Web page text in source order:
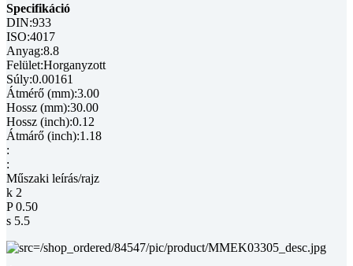
Specifikáció
DIN:933
ISO:4017
Anyag:8.8
Felület:Horganyzott
Súly:0.00161
Átmérő (mm):3.00
Hossz (mm):30.00
Hossz (inch):0.12
Átmárő (inch):1.18
:
:
Műszaki leírás/rajz
k 2
P 0.50
s 5.5